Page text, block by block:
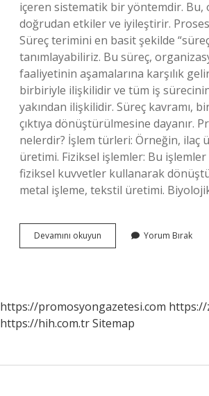
içeren sistematik bir yöntemdir. Bu,
doğrudan etkiler ve iyileştirir. Proses
Süreç terimini en basit şekilde
tanımlayabiliriz. Bu süreç,
faaliyetinin aşamalarına karşılık
birbiriyle ilişkilidir ve tüm iş
yakından ilişkilidir. Süreç kavramı,
çıktıya dönüştürülmesine dayanır.
nelerdir? İşlem türleri: Örneğin, ilaç
üretimi. Fiziksel işlemler: Bu
fiziksel kuvvetler kullanarak
metal işleme, tekstil üretimi.
Devamını okuyun
Yönetimi
Yorum Bırak
https://promosyongazetesi.com https://
https://hih.com.trSitemap